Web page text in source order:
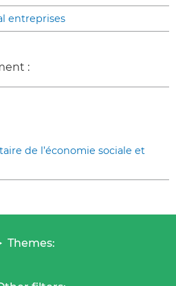
entreprises
:
de l’économie sociale et
Themes: